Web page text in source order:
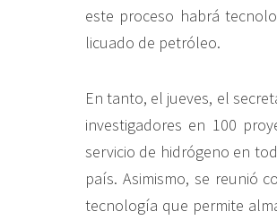
este proceso habrá
licuado de petróleo.
En tanto, el jueves, el
investigadores en 100
servicio de hidrógeno en
país. Asimismo, se reunió
tecnología que permite